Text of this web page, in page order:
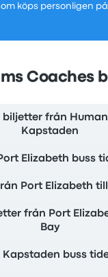
köps personligen
Coaches
biljetter från
Kapstaden
Elizabeth buss
Port Elizabeth
från Port
Bay
Kapstaden buss